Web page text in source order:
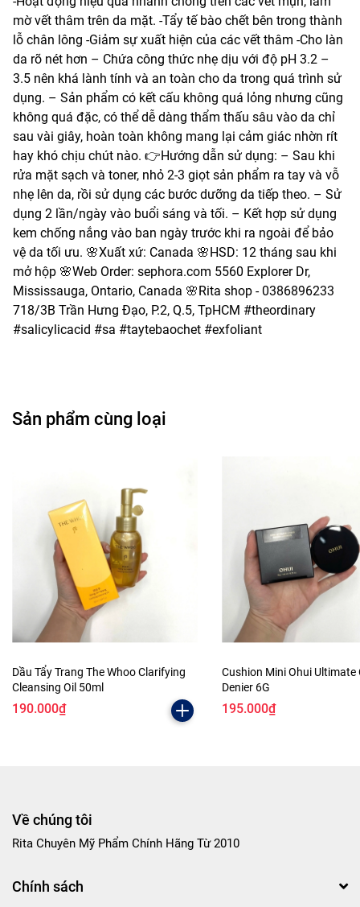
mờ vết thâm trên da mặt. -Tẩy tế bào chết bên trong thành
lỗ chân lông -Giảm sự xuất hiện của các vết thâm -Cho làn
da rõ nét hơn – Chứa công thức nhẹ dịu với độ pH 3.2 –
3.5 nên khá lành tính và an toàn cho da trong quá trình sử
dụng. – Sản phẩm có kết cấu không quá lỏng nhưng cũng
không quá đặc, có thể dễ dàng thẩm thấu sâu vào da chỉ
sau vài giây, hoàn toàn không mang lại cảm giác nhờn rít
hay khó chịu chút nào. 👉Hướng dẫn sử dụng: – Sau khi
rửa mặt sạch và toner, nhỏ 2-3 giọt sản phẩm ra tay và vỗ
nhẹ lên da, rồi sử dụng các bước dưỡng da tiếp theo. – Sử
dụng 2 lần/ngày vào buổi sáng và tối. – Kết hợp sử dụng
kem chống nắng vào ban ngày trước khi ra ngoài để bảo
vệ da tối ưu. 🌸Xuất xứ: Canada 🌸HSD: 12 tháng sau khi
mở hộp 🌸Web Order: sephora.com 5560 Explorer Dr,
Mississauga, Ontario, Canada 🌸Rita shop - 0386896233
718/3B Trần Hưng Đạo, P.2, Q.5, TpHCM #theordinary
#salicylicacid #sa #taytebaochet #exfoliant
Sản phẩm cùng loại
Dầu Tẩy Trang The Whoo Clarifying
Cleansing Oil 50ml
190.000₫
Cushion Mini Ohui Ultimate
Denier 6G
195.000₫
Về chúng tôi
Rita Chuyên Mỹ Phẩm Chính Hãng Từ 2010
Chính sách